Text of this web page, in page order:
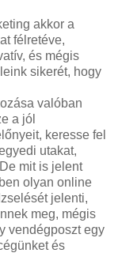
akkor a
félretéve,
és mégis
sikerét, hogy
valóban
a jól
keresse fel
utakat,
mit is jelent
olyan online
jelenti,
meg, mégis
vendégposzt egy
és